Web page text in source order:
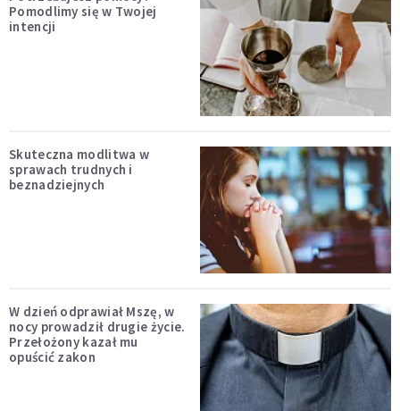
Pomodlimy się w Twojej
intencji
Skuteczna modlitwa w
sprawach trudnych i
beznadziejnych
W dzień odprawiał Mszę, w
nocy prowadził drugie życie.
Przełożony kazał mu
opuścić zakon